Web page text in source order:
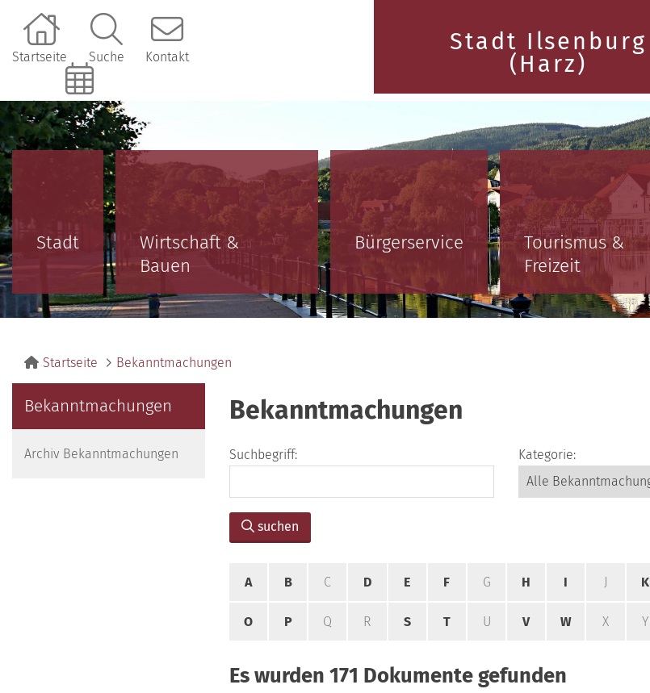
Startseite Suche Kontakt
Online-Terminbuchung
Stadt Ilsenburg
(Harz)
Stadt
Wirtschaft &
Bauen
Bürgerservice
Tourismus &
Freizeit
Startseite Bekanntmachungen
Bekanntmachungen
Archiv Bekanntmachungen
Bekanntmachungen
Suchbegriff: Kategorie:
suchen
A B C D E F G H I J K
O P Q R S T U V W X Y
Es wurden 171 Dokumente gefunden